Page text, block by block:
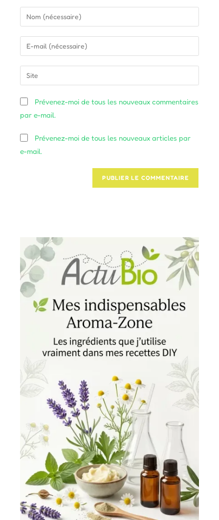
Enter
your
name
comment
Enter
your
email
address
comment
Saisir
l’URL
de
votre
site
(facultatif)
Prévenez-moi de tous les nouveaux commentaires
par e-mail.
Prévenez-moi de tous les nouveaux articles par
e-mail.